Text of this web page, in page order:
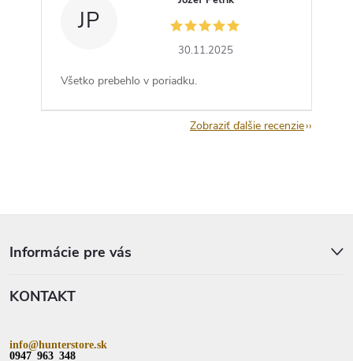
JP
30.11.2025
Všetko prebehlo v poriadku.
Zobraziť ďalšie recenzie
Informácie pre vás
KONTAKT
info@hunterstore.sk
0947 963 348